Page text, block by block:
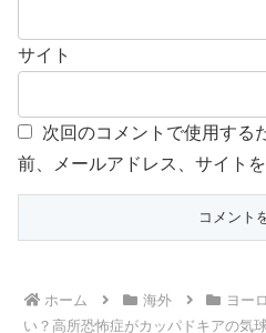
サイト
次回のコメントで使用する
前、メールアドレス、サイトを
ホーム 海外 ヨー
い？高所恐怖症がカッパドキアの気